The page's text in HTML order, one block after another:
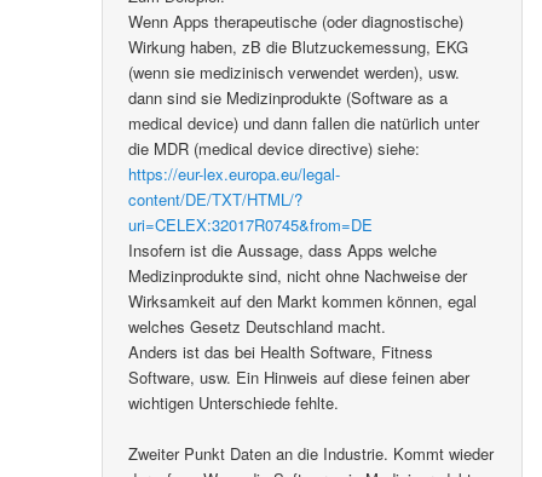
Wenn Apps therapeutische (oder diagnostische)
Wirkung haben, zB die Blutzuckemessung, EKG
(wenn sie medizinisch verwendet werden), usw.
dann sind sie Medizinprodukte (Software as a
medical device) und dann fallen die natürlich unter
die MDR (medical device directive) siehe:
https://eur-lex.europa.eu/legal-
content/DE/TXT/HTML/?
uri=CELEX:32017R0745&from=DE
Insofern ist die Aussage, dass Apps welche
Medizinprodukte sind, nicht ohne Nachweise der
Wirksamkeit auf den Markt kommen können, egal
welches Gesetz Deutschland macht.
Anders ist das bei Health Software, Fitness
Software, usw. Ein Hinweis auf diese feinen aber
wichtigen Unterschiede fehlte.
Zweiter Punkt Daten an die Industrie. Kommt wieder